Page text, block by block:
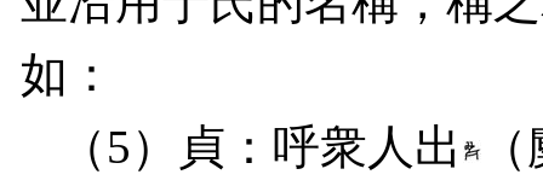
如：
（5）貞：呼衆人出 （